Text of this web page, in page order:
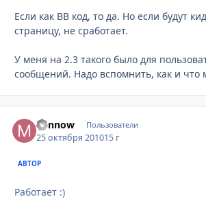
Если как BB код, то да. Но если будут
страницу, не сработает.
У меня на 2.3 такого было для
сообщений. Надо вспомнить, как и что
Minnow Пользователи
25 октября 201015 г
АВТОР
Работает :)